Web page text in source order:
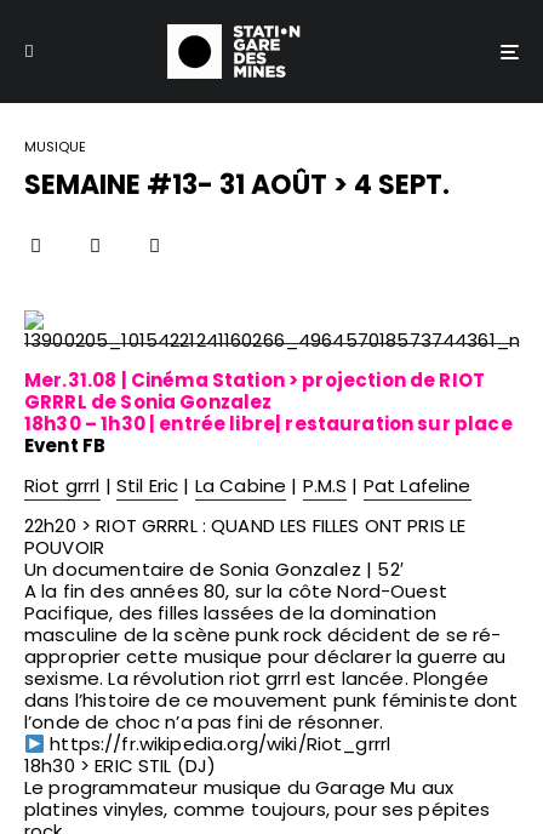
MUSIQUE
SEMAINE #13- 31 AOÛT > 4 SEPT.
Mer.31.08 | Cinéma Station > projection de RIOT
GRRRL de Sonia Gonzalez
18h30 – 1h30 | entrée libre| restauration sur place
Event FB
Riot grrrl | Stil Eric | La Cabine | P.M.S | Pat Lafeline
22h20 > RIOT GRRRL : QUAND LES FILLES ONT PRIS LE
POUVOIR
Un documentaire de Sonia Gonzalez | 52′
A la fin des années 80, sur la côte Nord-Ouest
Pacifique, des filles lassées de la domination
masculine de la scène punk rock décident de se ré-
approprier cette musique pour déclarer la guerre au
sexisme. La révolution riot grrrl est lancée. Plongée
dans l’histoire de ce mouvement punk féministe dont
l’onde de choc n’a pas fini de résonner.
https://fr.wikipedia.org/wiki/Riot_grrrl
18h30 > ERIC STIL (DJ)
Le programmateur musique du Garage Mu aux
platines vinyles, comme toujours, pour ses pépites